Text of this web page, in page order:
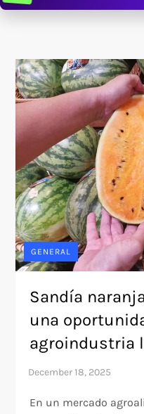
GENERAL
Sandía
una
agroindustria
En un mercado